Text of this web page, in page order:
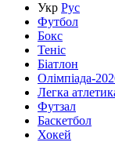
Укр Рус
Футбол
Бокс
Теніс
Біатлон
Олімпіада-
Легка
Футзал
Баскетбол
Хокей